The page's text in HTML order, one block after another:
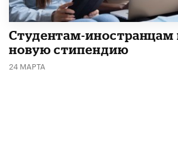
Студентам-иностранцам
новую стипендию
24 МАРТА